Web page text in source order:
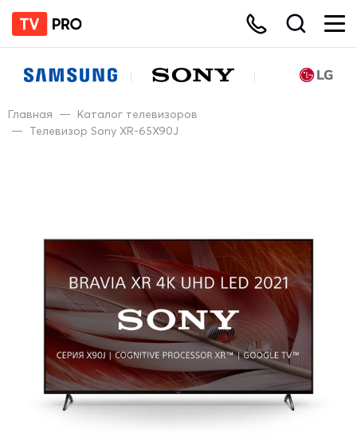
Главная — Каталог телевизоров
— Телевизор Sony XR-65X90J